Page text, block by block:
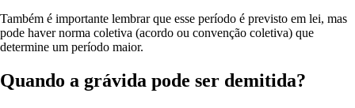
Também é importante lembrar que esse período é previsto em lei, mas
pode haver norma coletiva (acordo ou convenção coletiva) que
determine um período maior.
Quando a grávida pode ser demitida?